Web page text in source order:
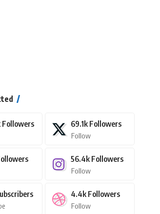
Followers 69.1k Followers
Follow
56.4k Followers
Follow
4.4k Followers
Follow